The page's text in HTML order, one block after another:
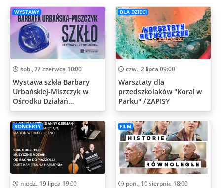
WYSTAWY
sob., 27 czerwca 10:00
Wystawa szkła Barbary
Urbańskiej-Miszczyk w
Ośrodku Działań
Artystycznych
DLA DZIECI
czw., 2 lipca 09:00
Warsztaty dla
przedszkolaków "Koral w
Parku" / ZAPISY
KONCERTY
niedz., 19 lipca 19:00
FILM
pon., 10 sierpnia 18:00